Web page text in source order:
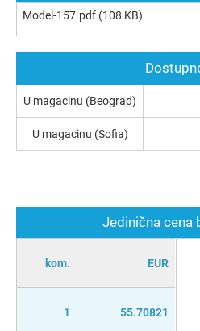
Model-157.pdf (108 KB)
Jedinična cena
kom. EUR
1 55.70821
U magacinu (Beograd)
U magacinu (Sofia)